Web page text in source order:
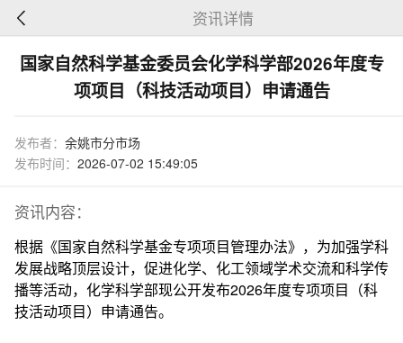
资讯详情
国家自然科学基金委员会化学科学部2026年度专
项项目（科技活动项目）申请通告
发布者： 余姚市分市场
发布时间： 2026-07-02 15:49:05
资讯内容：
根据《国家自然科学基金专项项目管理办法》，为加强学科
发展战略顶层设计，促进化学、化工领域学术交流和科学传
播等活动，化学科学部现公开发布2026年度专项项目（科
技活动项目）申请通告。